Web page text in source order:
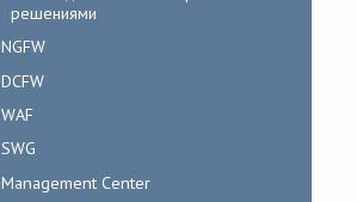
решениями
NGFW
DCFW
WAF
SWG
Management Center